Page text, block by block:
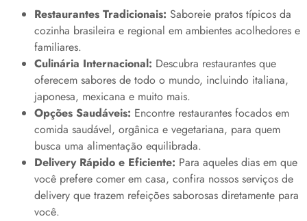
Restaurantes Tradicionais: Saboreie pratos típicos da
cozinha brasileira e regional em ambientes acolhedores e
familiares.
Culinária Internacional: Descubra restaurantes que
oferecem sabores de todo o mundo, incluindo italiana,
japonesa, mexicana e muito mais.
Opções Saudáveis: Encontre restaurantes focados em
comida saudável, orgânica e vegetariana, para quem
busca uma alimentação equilibrada.
Delivery Rápido e Eficiente: Para aqueles dias em que
você prefere comer em casa, confira nossos serviços de
delivery que trazem refeições saborosas diretamente para
você.